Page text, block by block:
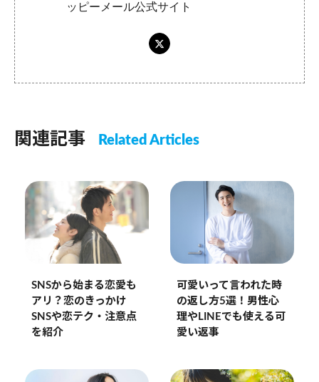
ッピーメール公式サイト
関連記事 Related Articles
SNSから始まる恋愛も
アリ？恋のきっかけ
SNSや恋テク・注意点
を紹介
可愛いって言われた時
の返し方5選！男性心
理やLINEでも使える可
愛い返事